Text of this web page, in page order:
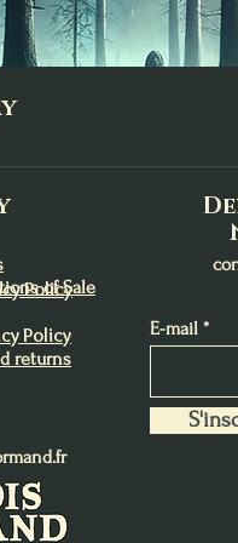
Lughnasadh
Price
€9.00
Protection
Price
€9.00
Charme et de
Price
€22.00
of Sale
Policy
returns
Policy
E-mail